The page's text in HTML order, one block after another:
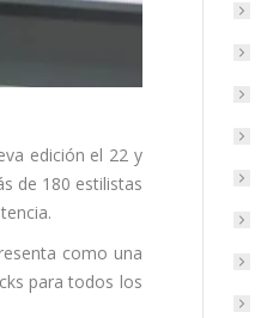
edición el 22 y
de 180 estilistas
como una
para todos los